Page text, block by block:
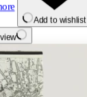
Add to wishlist